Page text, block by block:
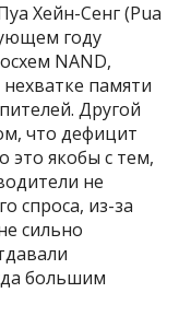
Хейн-Сенг (Pua
году
NAND,
памяти
Другой
что дефицит
это якобы с тем,
не
спроса, из-за
сильно
большим